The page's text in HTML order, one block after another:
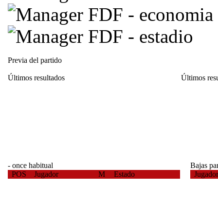
Previa del partido
Últimos resultados Últimos
- once habitual
Bajas
POS
Jugador M Estado Jugador